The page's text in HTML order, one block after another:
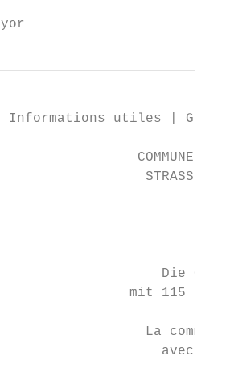
| Informations
COMMUNE DE
STRASSEN
Die
mit 115
La
avec